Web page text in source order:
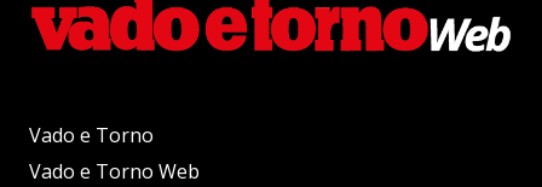
Vado e Torno
Vado e Torno Web